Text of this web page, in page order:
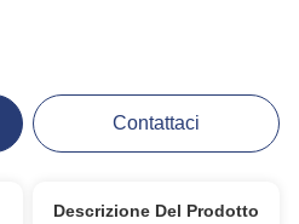
Contattaci
Descrizione Del Prodotto